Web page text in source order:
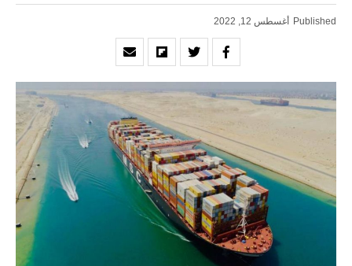
Published أغسطس 12, 2022